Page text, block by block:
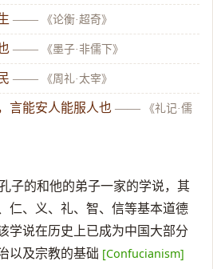
—— 《论衡·超奇》
—— 《墨子·非儒下》
—— 《周礼·太宰》
言能安人能服人也 ——
《礼记·儒
子的和他的弟子一家的学说，其
仁、义、礼、智、信等基本道德
学说在历史上已成为中国大部分
以及宗教的基础 [Confucianism]